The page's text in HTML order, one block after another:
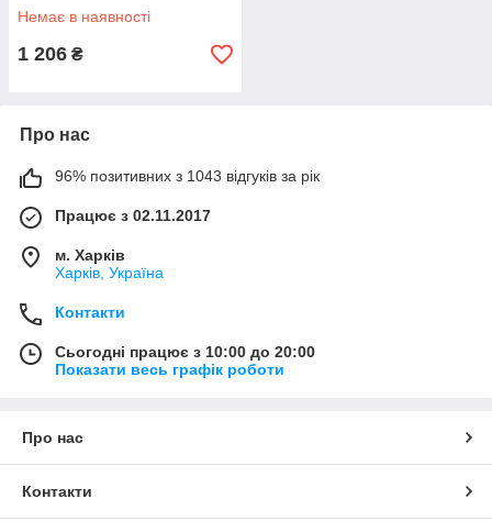
Немає в наявності
1 206 ₴
Про нас
96% позитивних з 1043 відгуків за рік
Працює з 02.11.2017
м. Харків
Харків, Україна
Контакти
Сьогодні працює з 10:00 до 20:00
Показати весь графік роботи
Про нас
Контакти